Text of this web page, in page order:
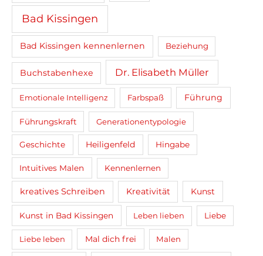
Bad Kissingen
Bad Kissingen kennenlernen Beziehung
Buchstabenhexe Dr. Elisabeth Müller
Emotionale Intelligenz Farbspaß Führung
Führungskraft Generationentypologie
Geschichte Heiligenfeld Hingabe
Intuitives Malen Kennenlernen
kreatives Schreiben Kreativität Kunst
Kunst in Bad Kissingen Leben lieben Liebe
Liebe leben Mal dich frei Malen